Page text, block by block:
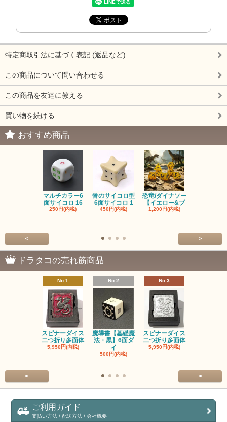
特定商取引法に基づく表記 (返品など)
この商品について問い合わせる
この商品を友達に教える
買い物を続ける
おすすめ商品
マルチカラー6
面サイコロ 16
250円(内税)
骨のサイコロ型
6面サイコロ 1
450円(内税)
恐竜/ダイナソー
【イエロー&ブ
1,200円(内税)
< >
ドラタコの売れ筋商品
No.1
スピナーダイス
二つ折り多面体
5,950円(内税)
No.2
魔導書【基礎魔
法・黒】6面ダ
イ
500円(内税)
No.3
スピナーダイス
二つ折り多面体
5,950円(内税)
< >
ご利用ガイド
支払い方法 / 配送方法 / 会社概要